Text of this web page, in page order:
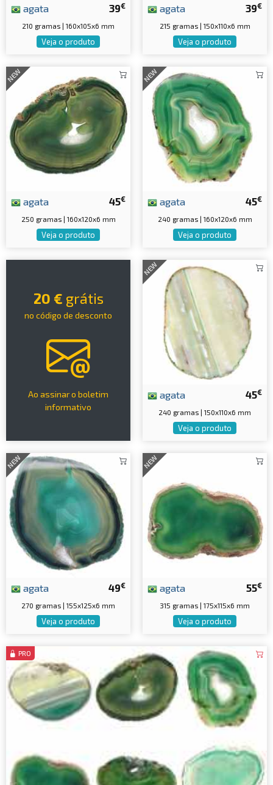
39€
agata
210 gramas | 160x105x6 mm
Veja o produto
39€
agata
215 gramas | 150x110x6 mm
Veja o produto
NEW
45€
agata
250 gramas | 160x120x6 mm
Veja o produto
NEW
45€
agata
240 gramas | 160x120x6 mm
Veja o produto
20 € grátis
no código de desconto
Ao assinar o boletim
informativo
NEW
45€
agata
240 gramas | 150x110x6 mm
Veja o produto
NEW
49€
agata
270 gramas | 155x125x6 mm
Veja o produto
NEW
55€
agata
315 gramas | 175x115x6 mm
Veja o produto
PRO